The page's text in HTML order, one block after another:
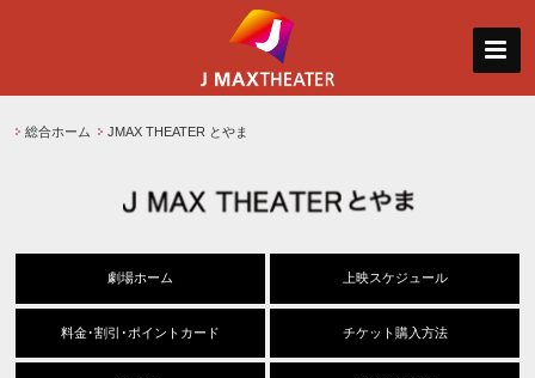
総合ホーム JMAX THEATER とやま
劇場ホーム 上映スケジュール
料金･割引･ポイントカード チケット購入方法